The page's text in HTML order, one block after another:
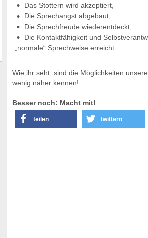
Das Stottern wird akzeptiert,
Die Sprechangst abgebaut,
Die Sprechfreude wiederentdeckt,
Die Kontaktfähigkeit und
„normale“ Sprechweise erreicht.
Wie ihr seht, sind die Möglichkeiten
wenig näher kennen!
Besser noch: Macht mit!
teilen twittern